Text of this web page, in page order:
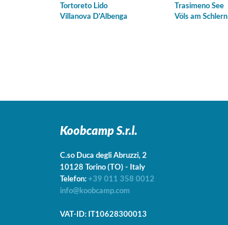
Tortoreto Lido
Trasimeno See
Villanova D'Albenga
Völs am Schlern
Koobcamp S.r.l.
C.so Duca degli Abruzzi, 2
10128 Torino (TO) - Italy
Telefon: +39 011 358 0012
info@koobcamp.com
VAT-ID: IT10628300013